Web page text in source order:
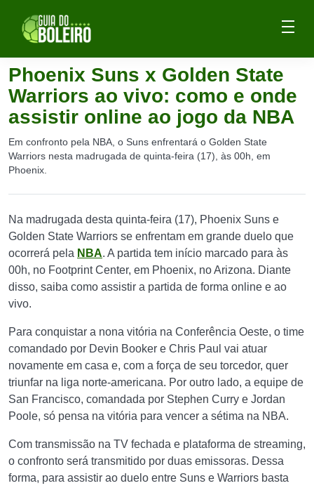
Phoenix Suns x Golden State
Warriors ao vivo: como e onde
assistir online ao jogo da NBA
Em confronto pela NBA, o Suns enfrentará o Golden State
Warriors nesta madrugada de quinta-feira (17), às 00h, em
Phoenix.
Na madrugada desta quinta-feira (17), Phoenix Suns e
Golden State Warriors se enfrentam em grande duelo que
ocorrerá pela NBA. A partida tem início marcado para às
00h, no Footprint Center, em Phoenix, no Arizona. Diante
disso, saiba como assistir a partida de forma online e ao
vivo.
Para conquistar a nona vitória na Conferência Oeste, o time
comandado por Devin Booker e Chris Paul vai atuar
novamente em casa e, com a força de seu torcedor, quer
triunfar na liga norte-americana. Por outro lado, a equipe de
San Francisco, comandada por Stephen Curry e Jordan
Poole, só pensa na vitória para vencer a sétima na NBA.
Com transmissão na TV fechada e plataforma de streaming,
o confronto será transmitido por duas emissoras. Dessa
forma, para assistir ao duelo entre Suns e Warriors basta